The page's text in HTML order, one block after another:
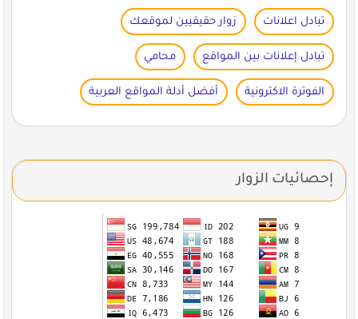
تبادل اعلانات زوار حقيقيين لموقعك
تبادل إعلانات بين المواقع محامي
الفوترة الاكترونية أفضل أدلة المواقع العربية
إحصائيات الزوار